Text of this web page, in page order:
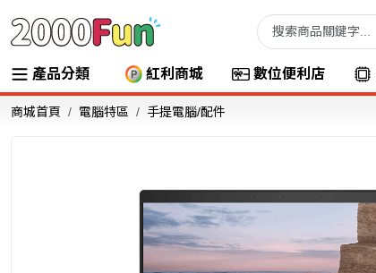
產品分類 紅利商城 數位便利店
商城首頁 電腦特區 手提電腦/配件